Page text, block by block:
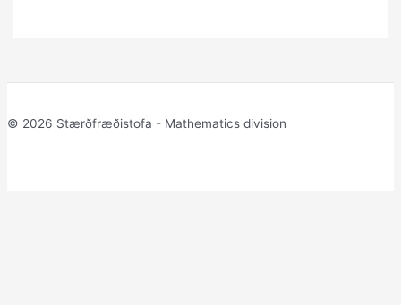
© 2026 Stærðfræðistofa - Mathematics division